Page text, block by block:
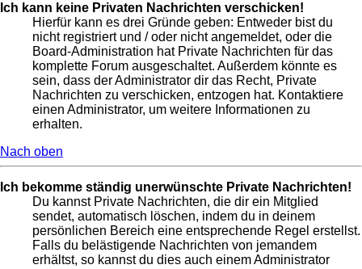
Ich kann keine Privaten Nachrichten verschicken!
Hierfür kann es drei Gründe geben: Entweder bist du
nicht registriert und / oder nicht angemeldet, oder die
Board-Administration hat Private Nachrichten für das
komplette Forum ausgeschaltet. Außerdem könnte es
sein, dass der Administrator dir das Recht, Private
Nachrichten zu verschicken, entzogen hat. Kontaktiere
einen Administrator, um weitere Informationen zu
erhalten.
Nach oben
Ich bekomme ständig unerwünschte Private Nachrichten!
Du kannst Private Nachrichten, die dir ein Mitglied
sendet, automatisch löschen, indem du in deinem
persönlichen Bereich eine entsprechende Regel erstellst.
Falls du belästigende Nachrichten von jemandem
erhältst, so kannst du dies auch einem Administrator